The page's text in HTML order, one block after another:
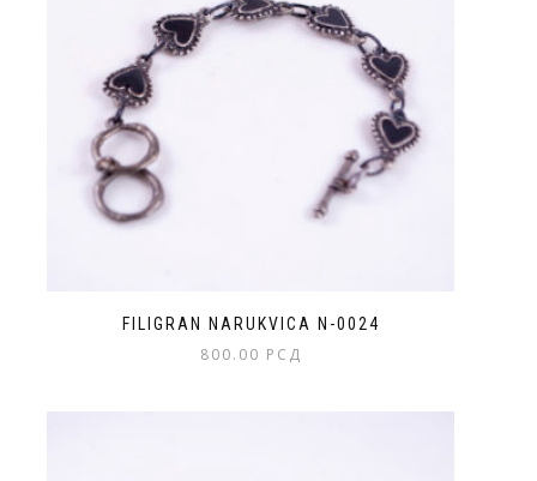
FILIGRAN NARUKVICA N-0024
800.00 РСД